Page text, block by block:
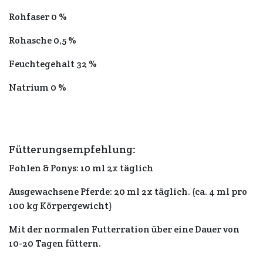
Rohfaser 0 %
Rohasche 0,5 %
Feuchtegehalt 32 %
Natrium 0 %
Fütterungsempfehlung:
Fohlen & Ponys: 10 ml 2x täglich
Ausgewachsene Pferde: 20 ml 2x täglich. (ca. 4 ml pro
100 kg Körpergewicht)
Mit der normalen Futterration über eine Dauer von
10-20 Tagen füttern.